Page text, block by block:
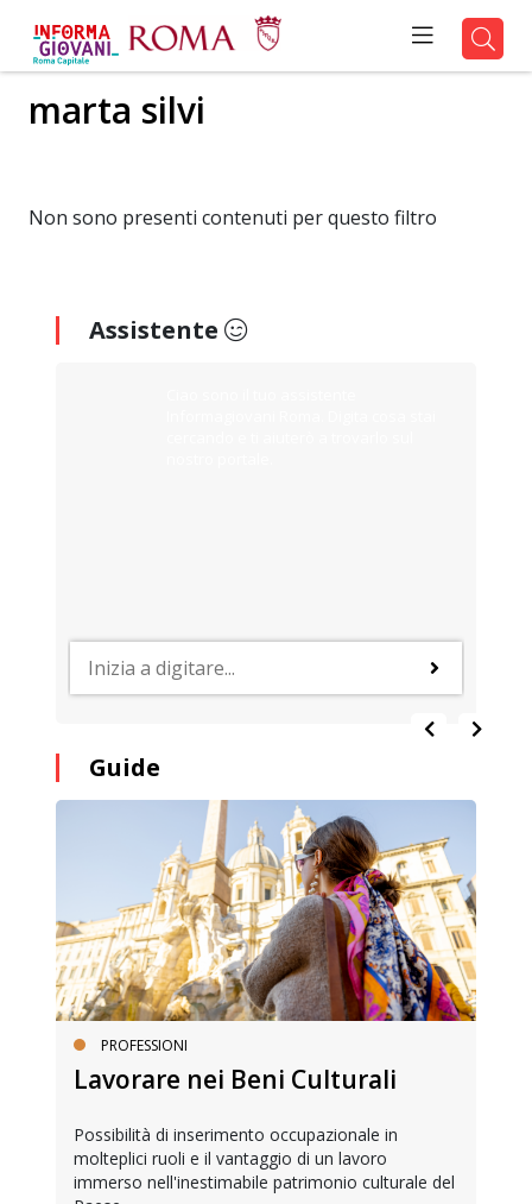
marta silvi
Non sono presenti contenuti per questo filtro
Assistente
Guide
PROFESSIONI
Lavorare nei Beni Culturali
Possibilità di inserimento occupazionale in
molteplici ruoli e il vantaggio di un lavoro
immerso nell'inestimabile patrimonio culturale del